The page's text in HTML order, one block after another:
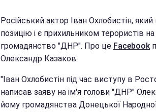
Російський актор Іван Охлобистін,
позицію і є прихильником терористів
громадянство "ДНР". Про це Facebook
Олександр Казаков.
"Іван Охлобистін під час виступу в
написав заяву на ім'я голови "ДНР"
йому громадянства Донецької